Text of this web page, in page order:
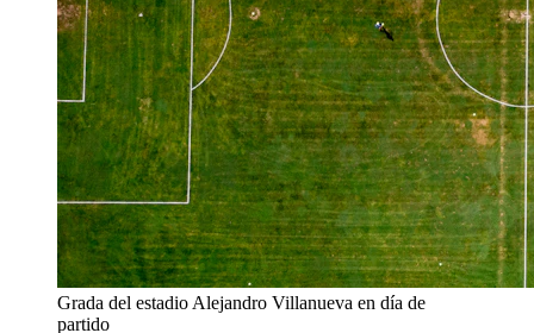
Grada del estadio Alejandro Villanueva en día de
partido